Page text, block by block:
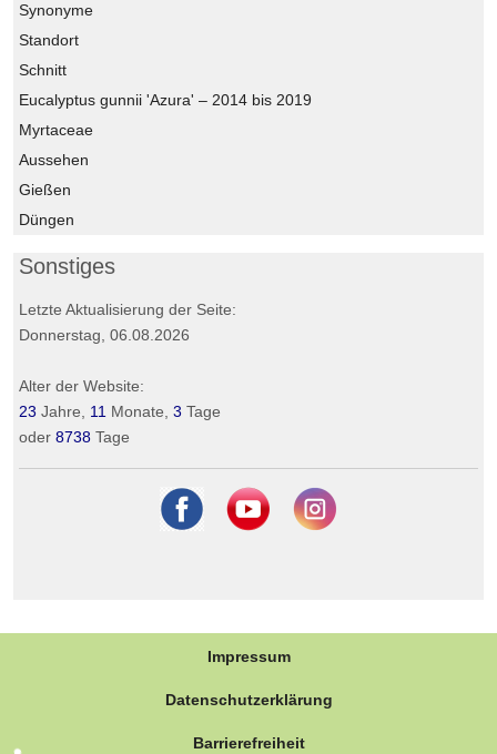
Synonyme
Standort
Schnitt
Eucalyptus gunnii 'Azura' – 2014 bis 2019
Myrtaceae
Aussehen
Gießen
Düngen
Sonstiges
Letzte Aktualisierung der Seite:
Donnerstag, 06.08.2026
Alter der Website:
23 Jahre, 11 Monate, 3 Tage
oder 8738 Tage
Impressum
Datenschutzerklärung
Barrierefreiheit